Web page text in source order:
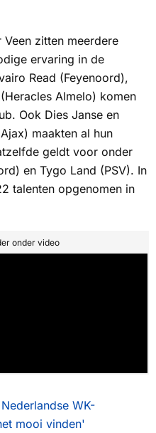
Veen zitten meerdere
ervaring in de
Read (Feyenoord),
Almelo) komen
Ook Dies Janse en
maakten al hun
geldt voor onder
en Tygo Land (PSV). In
talenten opgenomen in
onder video
WK-
mooi vinden'